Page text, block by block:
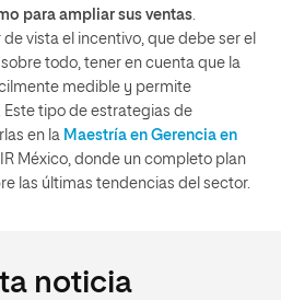
para ampliar sus ventas
vista el incentivo, que debe ser el
todo, tener en cuenta que la
medible y permite
tipo de estrategias de
en la Maestría en Gerencia en
México, donde un completo plan
las últimas tendencias del sector.
noticia